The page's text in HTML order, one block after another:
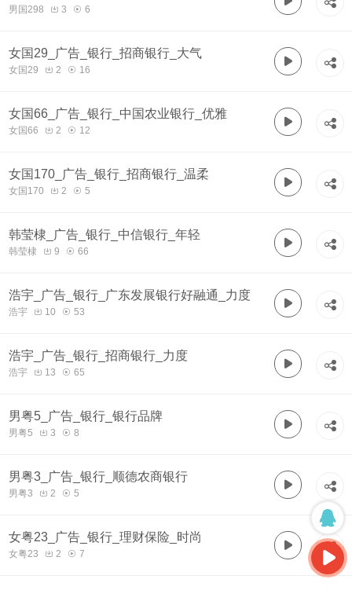
男国298 3 6
女国29_广告_银行_招商银行_大气
女国29 2 16
女国66_广告_银行_中国农业银行_优雅
女国66 2 12
女国170_广告_银行_招商银行_温柔
女国170 2 5
韩莹棣_广告_银行_中信银行_年轻
韩莹棣 9 66
浩宇_广告_银行_广东发展银行好融通_力度
浩宇 10 53
浩宇_广告_银行_招商银行_力度
浩宇 13 65
男粤5_广告_银行_银行品牌
男粤5 3 8
男粤3_广告_银行_顺德农商银行
男粤3 2 5
女粤23_广告_银行_理财保险_时尚
女粤23 2 7